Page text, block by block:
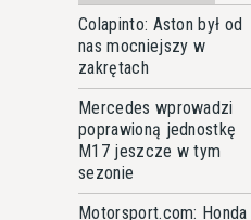
Colapinto: Aston był od
nas mocniejszy w
zakrętach
Mercedes wprowadzi
poprawioną jednostkę
M17 jeszcze w tym
sezonie
Motorsport.com: Honda